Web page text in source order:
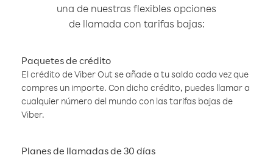
una de nuestras flexibles opciones
de llamada con tarifas bajas:
Paquetes de crédito
El crédito de Viber Out se añade a tu saldo cada vez que
compres un importe. Con dicho crédito, puedes llamar a
cualquier número del mundo con las tarifas bajas de
Viber.
Planes de llamadas de 30 días